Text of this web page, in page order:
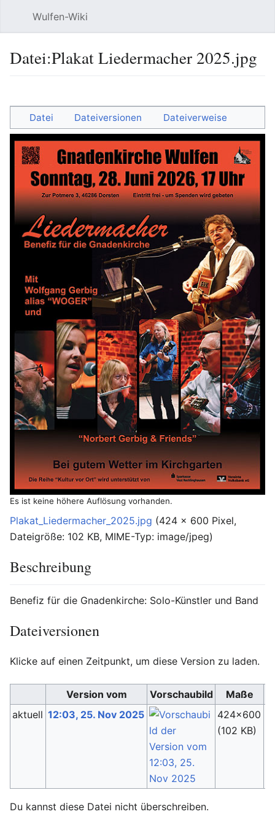
Wulfen-Wiki
Datei:Plakat Liedermacher 2025.jpg
Datei Dateiversionen Dateiverweise
Es ist keine höhere Auflösung vorhanden.
Plakat_Liedermacher_2025.jpg (424 × 600 Pixel,
Dateigröße: 102 KB, MIME-Typ: image/jpeg)
Beschreibung
Benefiz für die Gnadenkirche: Solo-Künstler und Band
Dateiversionen
Klicke auf einen Zeitpunkt, um diese Version zu laden.
Version vom Vorschaubild
Maße
aktuell 12:03, 25. Nov 2025
424×600
(102 KB)
Du kannst diese Datei nicht überschreiben.